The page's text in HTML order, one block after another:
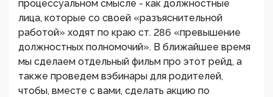
процессуальном смысле - как должностные
лица, которые со своей «разъяснительной
работой» ходят по краю ст. 286 «превышение
должностных полномочий». В ближайшее время
мы сделаем отдельный фильм про этот рейд, а
также проведем вэбинары для родителей,
чтобы, вместе с вами, сделать акцию по